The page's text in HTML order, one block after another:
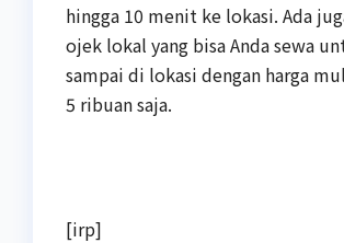
hingga 10 menit ke lokasi. Ada
ojek lokal yang bisa Anda sewa
sampai di lokasi dengan harga
5 ribuan saja.
[irp]